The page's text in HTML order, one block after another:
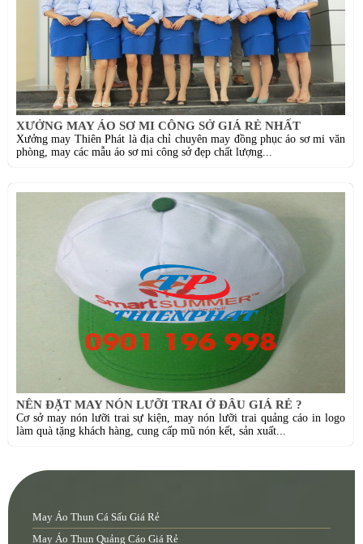
XƯỞNG MAY ÁO SƠ MI CÔNG SỞ GIÁ RẺ NHẤT
Xưởng may Thiên Phát là địa chỉ chuyên may đồng phục áo sơ mi văn
phòng, may các mẫu áo sơ mi công sở đẹp chất lượng...
NÊN ĐẶT MAY NÓN LƯỠI TRAI Ở ĐÂU GIÁ RẺ ?
Cơ sở may nón lưỡi trai sự kiện, may nón lưỡi trai quảng cáo in logo
làm quà tặng khách hàng, cung cấp mũ nón kết, sản xuất...
May Áo Thun Cá Sấu Giá Rẻ
May Áo Thun Quảng Cáo Giá Rẻ